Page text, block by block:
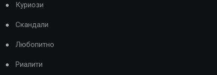
Куриози
Скандали
Любопитно
Риалити